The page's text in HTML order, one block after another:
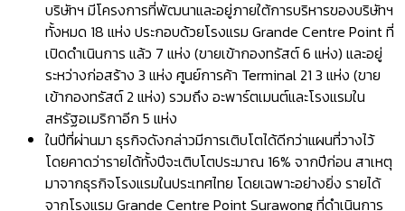
บริษัทฯ มีโครงการที่พัฒนาและอยู่ภายใต้การบริหารของบริษัทฯ
ทั้งหมด 18 แห่ง ประกอบด้วยโรงแรม Grande Centre Point ที่
เปิดดำเนินการ แล้ว 7 แห่ง (ขายเข้ากองทรัสต์ 6 แห่ง) และอยู่
ระหว่างก่อสร้าง 3 แห่ง ศูนย์การค้า Terminal 21 3 แห่ง (ขาย
เข้ากองทรัสต์ 2 แห่ง) รวมถึง อะพาร์ตเมนต์และโรงแรมใน
สหรัฐอเมริกาอีก 5 แห่ง
ในปีที่ผ่านมา ธุรกิจดังกล่าวมีการเติบโตได้ดีกว่าแผนที่วางไว้
โดยคาดว่ารายได้ทั้งปีจะเติบโตประมาณ 16% จากปีก่อน สาเหตุ
มาจากธุรกิจโรงแรมในประเทศไทย โดยเฉพาะอย่างยิ่ง รายได้
จากโรงแรม Grande Centre Point Surawong ที่ดำเนินการ